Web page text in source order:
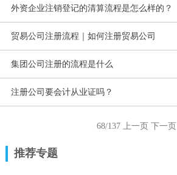
外资企业注销登记的清算流程是怎么样的？
贸易公司注册流程｜如何注册贸易公司
集团公司注册的流程是什么
注册公司要会计从业证吗？
68/137 上一页 下一页
推荐专题